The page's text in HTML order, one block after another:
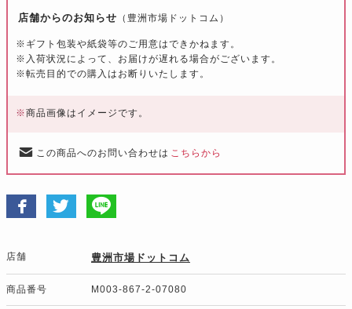
店舗からのお知らせ （豊洲市場ドットコム）
※ギフト包装や紙袋等のご用意はできかねます。
※入荷状況によって、お届けが遅れる場合がございます。
※転売目的での購入はお断りいたします。
※商品画像はイメージです。
この商品へのお問い合わせは こちらから
店舗 豊洲市場ドットコム
商品番号 M003-867-2-07080